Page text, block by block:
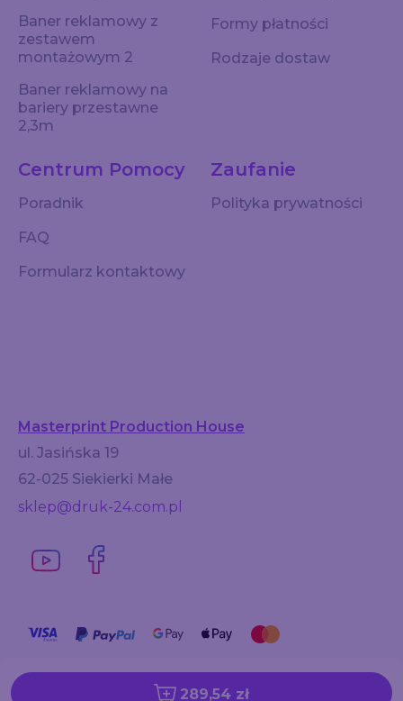
289,54 zł
Baner reklamowy z
zestawem
montażowym 2
Baner reklamowy na
bariery przestawne
2,3m
Centrum Pomocy
Poradnik
FAQ
Formularz kontaktowy
Zaufanie
Polityka prywatności
Formy płatności
Rodzaje dostaw
Masterprint Production House
ul. Jasińska 19
62-025 Siekierki Małe
sklep@druk-24.com.pl